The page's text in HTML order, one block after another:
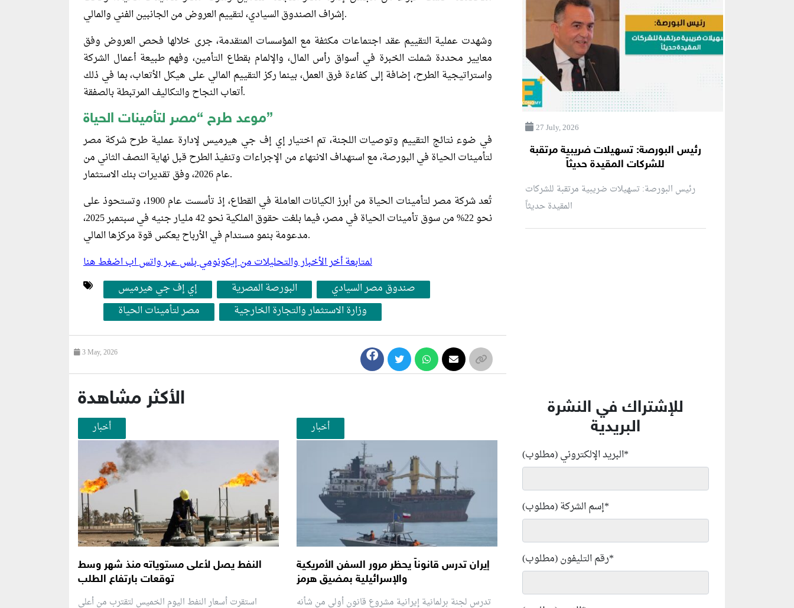
إشراف الصندوق السيادي، لتقييم العروض من الجانبين الفني والمالي.
وشهدت عملية التقييم عقد اجتماعات مكثفة مع المؤسسات المتقدمة، جرى خلالها فحص العروض وفق
معايير محددة شملت الخبرة في أسواق رأس المال، والإلمام بقطاع التأمين، وفهم طبيعة أعمال الشركة
واستراتيجية الطرح، إضافة إلى كفاءة فرق العمل، بينما ركز التقييم المالي على هيكل الأتعاب، بما في ذلك
أتعاب النجاح والتكاليف المرتبطة بالصفقة.
موعد طرح “مصر لتأمينات الحياة”
في ضوء نتائج التقييم وتوصيات اللجنة، تم اختيار إي إف جي هيرميس لإدارة عملية طرح شركة مصر
لتأمينات الحياة في البورصة، مع استهداف الانتهاء من الإجراءات وتنفيذ الطرح قبل نهاية النصف الثاني من
عام 2026، وفق تقديرات بنك الاستثمار.
تُعد شركة مصر لتأمينات الحياة من أبرز الكيانات العاملة في القطاع، إذ تأسست عام 1900، وتستحوذ على
نحو 22% من سوق تأمينات الحياة في مصر، فيما بلغت حقوق الملكية نحو 42 مليار جنيه في سبتمبر 2025،
مدعومة بنمو مستدام في الأرباح يعكس قوة مركزها المالي.
لمتابعة أخر الأخبار والتحليلات من إيكونومي بلس عبر واتس اب اضغط هنا
إي إف جي هيرميس
البورصة المصرية
صندوق مصر السيادي
مصر لتأمينات الحياة
وزارة الاستثمار والتجارة الخارجية
3 May, 2026
الأكثر مشاهدة
أخبار
النفط يصل لأعلى مستوياته منذ شهر وسط
توقعات بارتفاع الطلب
استقرت أسعار النفط اليوم الخميس لتقترب من أعلى
أخبار
إيران تدرس قانوناً يحظر مرور السفن الأمريكية
والإسرائيلية بمضيق هرمز
تدرس لجنة برلمانية إيرانية مشروع قانون ⁠أولي من شأنه
27 July, 2026
رئيس البورصة: تسهيلات ضريبية مرتقبة
للشركات المقيدة حديثاً
رئيس البورصة: تسهيلات ضريبية مرتقبة للشركات
للإشتراك في النشرة
البريدية
البريد الإلكتروني (مطلوب)*
إسم الشركة (مطلوب)*
رقم التليفون (مطلوب)*